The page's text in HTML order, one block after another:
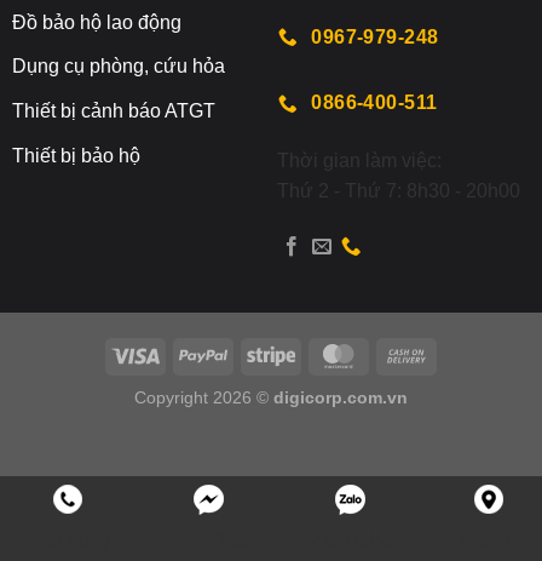
Đồ bảo hộ lao động
Dụng cụ phòng, cứu hỏa
Thiết bị cảnh báo ATGT
Thiết bị bảo hộ
0967-979-248
0866-400-511
Thời gian làm việc:
Thứ 2 - Thứ 7: 8h30 - 20h00
Copyright 2026 © digicorp.com.vn